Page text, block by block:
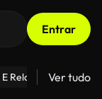
Entrar
Relacionamentos
Ver tudo